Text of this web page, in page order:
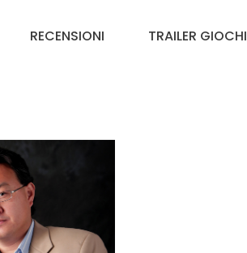
RECENSIONI TRAILER GIOCHI